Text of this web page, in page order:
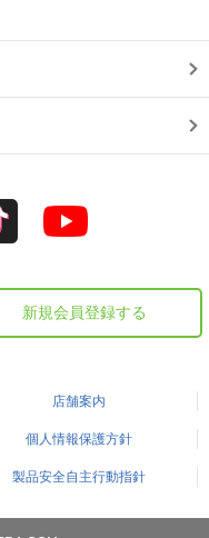
新規会員登録する
店舗案内
個人情報保護方針
製品安全自主行動指針